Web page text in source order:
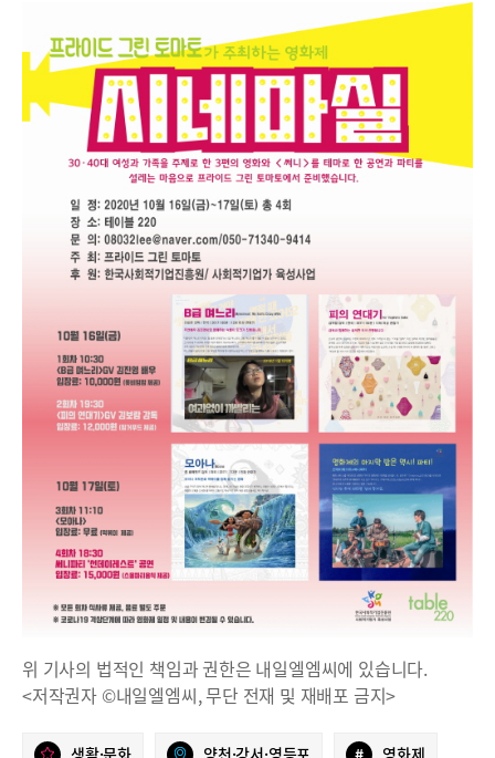
위 기사의 법적인 책임과 권한은 내일엘엠씨에 있습니다.
<저작권자 ©내일엘엠씨, 무단 전재 및 재배포 금지>